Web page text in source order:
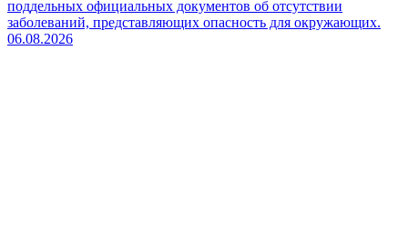
поддельных официальных документов об отсутствии
заболеваний, представляющих опасность для окружающих.
06.08.2026